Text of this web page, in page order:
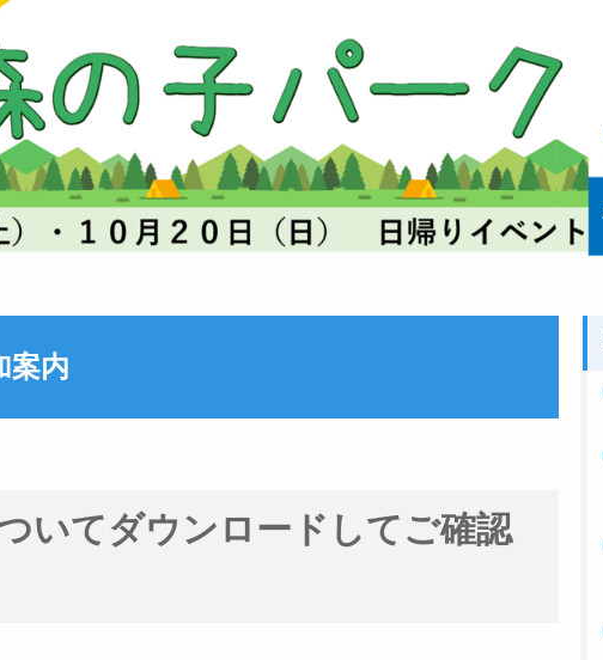
内
いてダウンロードしてご確認